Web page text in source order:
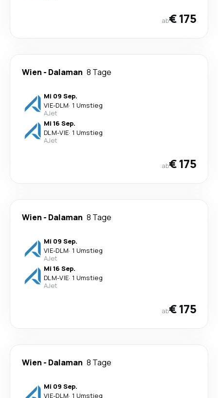
ab€ 175
Wien - Dalaman 8 Tage
Mi 09 Sep.
VIE-DLM· 1 Umstieg
AJet
Mi 16 Sep.
DLM-VIE· 1 Umstieg
AJet
ab€ 175
Wien - Dalaman 8 Tage
Mi 09 Sep.
VIE-DLM· 1 Umstieg
AJet
Mi 16 Sep.
DLM-VIE· 1 Umstieg
AJet
ab€ 175
Wien - Dalaman 8 Tage
Mi 09 Sep.
VIE-DLM· 1 Umstieg